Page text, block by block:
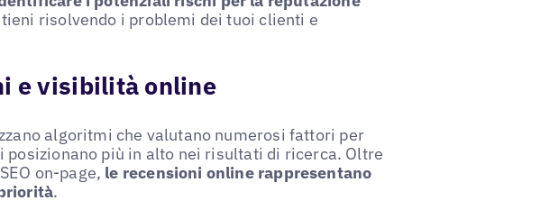
risolvendo i problemi dei tuoi clienti e
e visibilità online
algoritmi che valutano numerosi fattori per
più in alto nei risultati di ricerca. Oltre
on-page, le recensioni online rappresentano
.